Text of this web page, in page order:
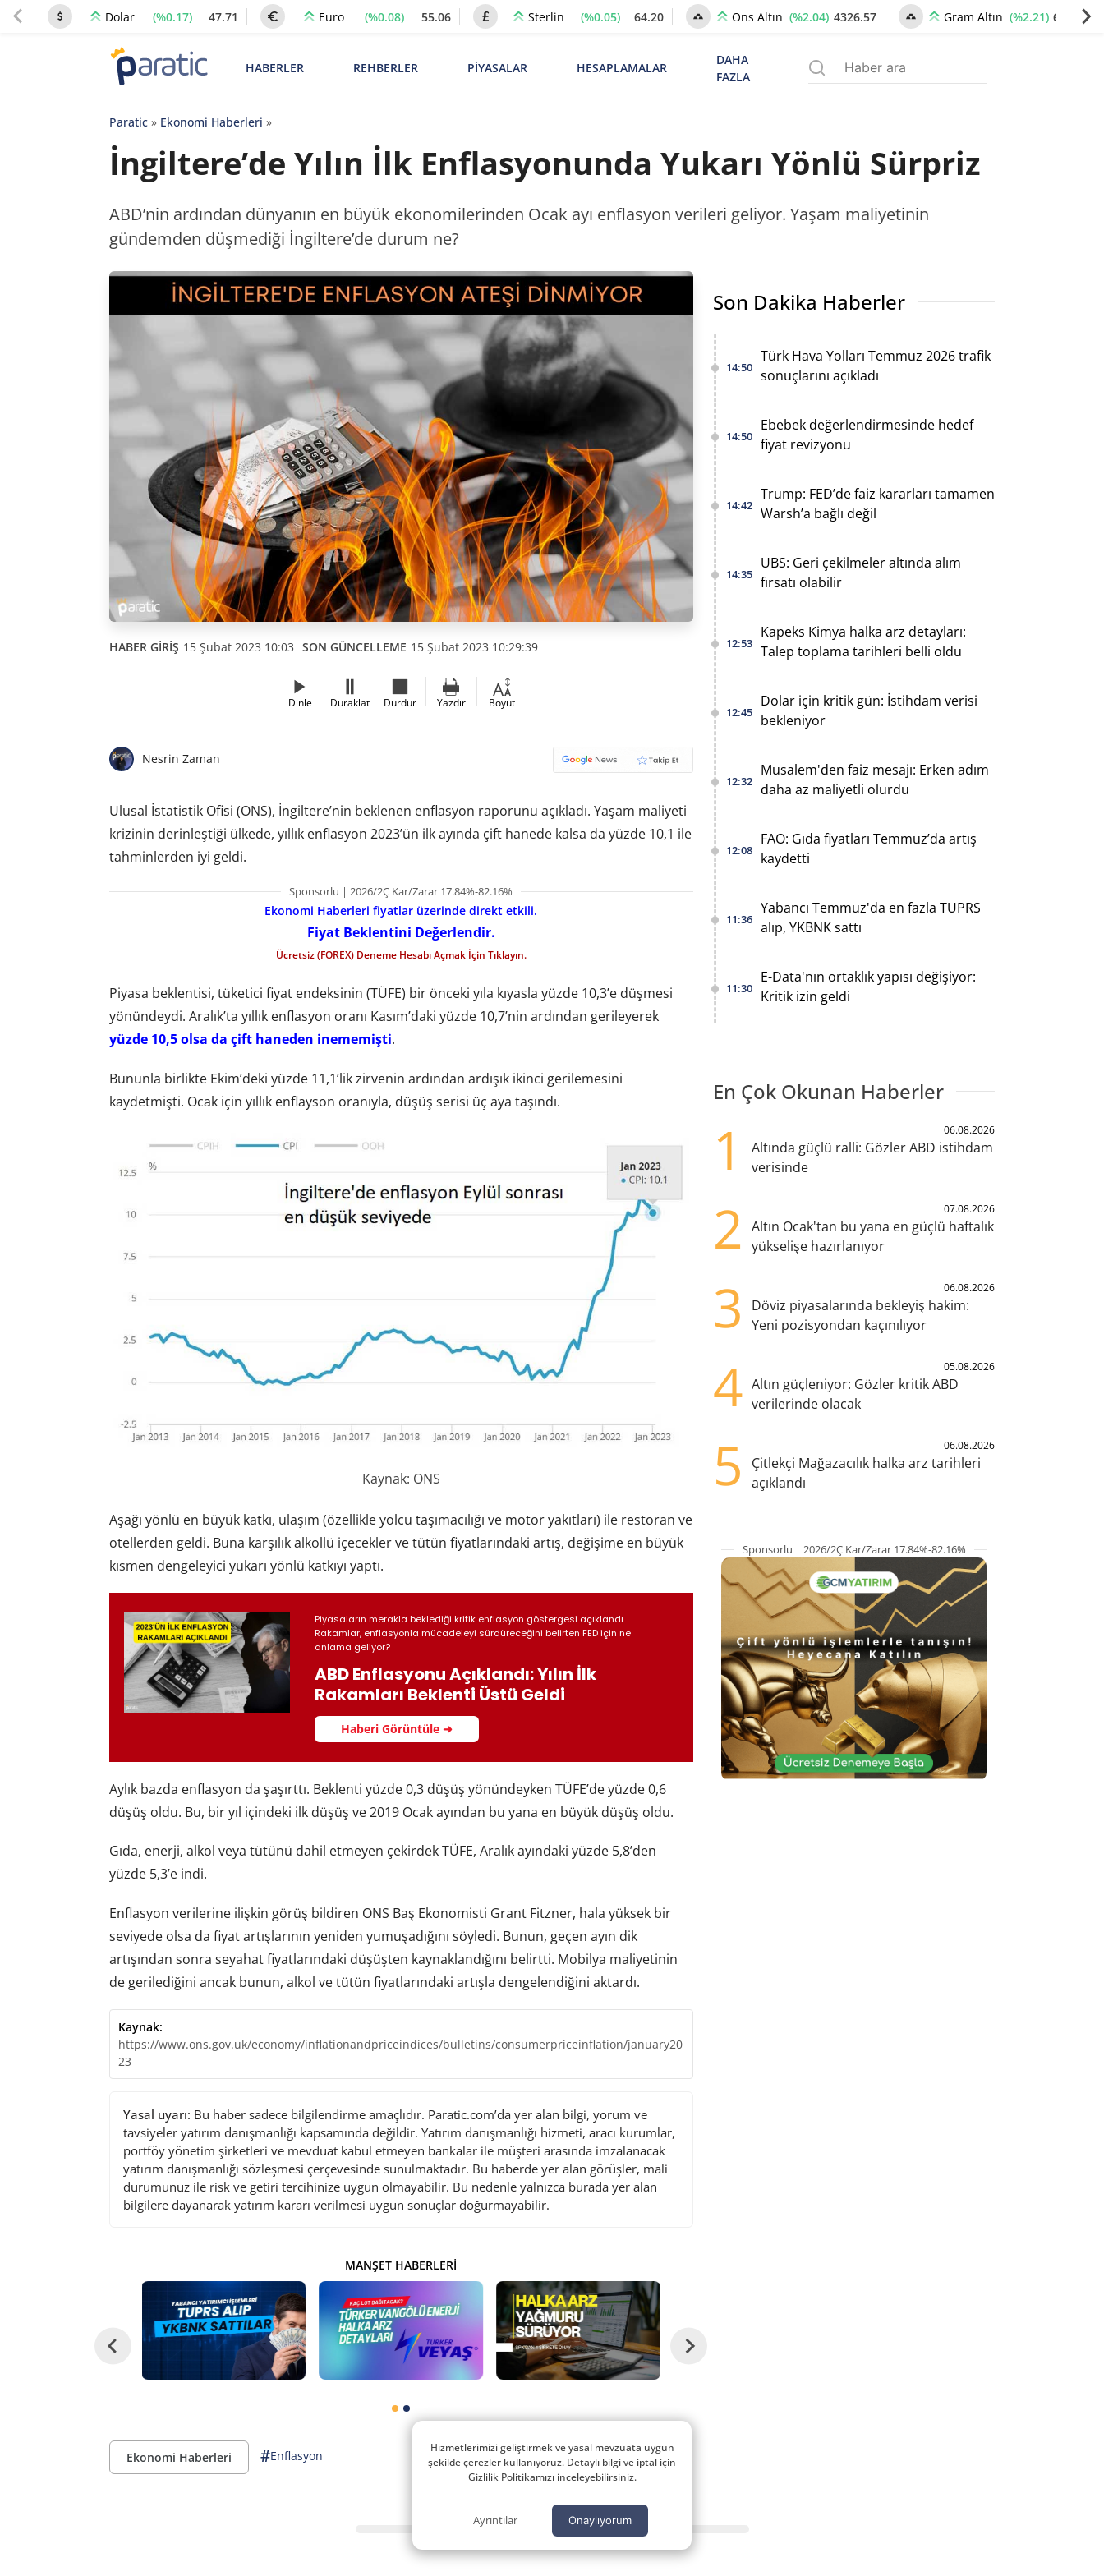
Dolar (%0.17) 47.71 Euro (%0.08) 55.06 Sterlin (%0.05) 64.20 Ons Altın (%2.04) 4326.57 Gram Altın (%2.21) 6636.29
HABERLER REHBERLER PİYASALAR HESAPLAMALAR
DAHA
FAZLA
Paratic» Ekonomi Haberleri »
İngiltere’de Yılın İlk Enflasyonunda Yukarı Yönlü Sürpriz
ABD’nin ardından dünyanın en büyük ekonomilerinden Ocak ayı enflasyon verileri geliyor. Yaşam maliyetinin
gündemden düşmediği İngiltere’de durum ne?
HABER GİRİŞ 15 Şubat 2023 10:03 SON GÜNCELLEME 15 Şubat 2023 10:29:39
Dinle Duraklat Durdur Yazdır Boyut
Nesrin Zaman
Ulusal İstatistik Ofisi (ONS), İngiltere’nin beklenen enflasyon raporunu açıkladı. Yaşam maliyeti
krizinin derinleştiği ülkede, yıllık enflasyon 2023’ün ilk ayında çift hanede kalsa da yüzde 10,1 ile
tahminlerden iyi geldi.
Sponsorlu | 2026/2Ç Kar/Zarar 17.84%-82.16%
Ekonomi Haberleri fiyatlar üzerinde direkt etkili.
Fiyat Beklentini Değerlendir.
Ücretsiz (FOREX) Deneme Hesabı Açmak İçin Tıklayın.
Piyasa beklentisi, tüketici fiyat endeksinin (TÜFE) bir önceki yıla kıyasla yüzde 10,3’e düşmesi
yönündeydi. Aralık’ta yıllık enflasyon oranı Kasım’daki yüzde 10,7’nin ardından gerileyerek
yüzde 10,5 olsa da çift haneden inememişti.
Bununla birlikte Ekim’deki yüzde 11,1’lik zirvenin ardından ardışık ikinci gerilemesini
kaydetmişti. Ocak için yıllık enflayson oranıyla, düşüş serisi üç aya taşındı.
Kaynak: ONS
Aşağı yönlü en büyük katkı, ulaşım (özellikle yolcu taşımacılığı ve motor yakıtları) ile restoran ve
otellerden geldi. Buna karşılık alkollü içecekler ve tütün fiyatlarındaki artış, değişime en büyük
kısmen dengeleyici yukarı yönlü katkıyı yaptı.
Piyasaların merakla beklediği kritik enflasyon göstergesi açıklandı.
Rakamlar, enflasyonla mücadeleyi sürdüreceğini belirten FED için ne
anlama geliyor?
ABD Enflasyonu Açıklandı: Yılın İlk
Rakamları Beklenti Üstü Geldi
Haberi Görüntüle ➜
Aylık bazda enflasyon da şaşırttı. Beklenti yüzde 0,3 düşüş yönündeyken TÜFE’de yüzde 0,6
düşüş oldu. Bu, bir yıl içindeki ilk düşüş ve 2019 Ocak ayından bu yana en büyük düşüş oldu.
Gıda, enerji, alkol veya tütünü dahil etmeyen çekirdek TÜFE, Aralık ayındaki yüzde 5,8’den
yüzde 5,3’e indi.
Enflasyon verilerine ilişkin görüş bildiren ONS Baş Ekonomisti Grant Fitzner, hala yüksek bir
seviyede olsa da fiyat artışlarının yeniden yumuşadığını söyledi. Bunun, geçen ayın dik
artışından sonra seyahat fiyatlarındaki düşüşten kaynaklandığını belirtti. Mobilya maliyetinin
de gerilediğini ancak bunun, alkol ve tütün fiyatlarındaki artışla dengelendiğini aktardı.
Kaynak:
https://www.ons.gov.uk/economy/inflationandpriceindices/bulletins/consumerpriceinflation/january20
23
Yasal uyarı: Bu haber sadece bilgilendirme amaçlıdır. Paratic.com’da yer alan bilgi, yorum ve
tavsiyeler yatırım danışmanlığı kapsamında değildir. Yatırım danışmanlığı hizmeti, aracı kurumlar,
portföy yönetim şirketleri ve mevduat kabul etmeyen bankalar ile müşteri arasında imzalanacak
yatırım danışmanlığı sözleşmesi çerçevesinde sunulmaktadır. Bu haberde yer alan görüşler, mali
durumunuz ile risk ve getiri tercihinize uygun olmayabilir. Bu nedenle yalnızca burada yer alan
bilgilere dayanarak yatırım kararı verilmesi uygun sonuçlar doğurmayabilir.
MANŞET HABERLERI
Ekonomi Haberleri #Enflasyon
Son Dakika Haberler
14:50
Türk Hava Yolları Temmuz 2026 trafik
sonuçlarını açıkladı
14:50
Ebebek değerlendirmesinde hedef
fiyat revizyonu
14:42
Trump: FED’de faiz kararları tamamen
Warsh’a bağlı değil
14:35
UBS: Geri çekilmeler altında alım
fırsatı olabilir
12:53
Kapeks Kimya halka arz detayları:
Talep toplama tarihleri belli oldu
12:45
Dolar için kritik gün: İstihdam verisi
bekleniyor
12:32
Musalem'den faiz mesajı: Erken adım
daha az maliyetli olurdu
12:08
FAO: Gıda fiyatları Temmuz’da artış
kaydetti
11:36
Yabancı Temmuz'da en fazla TUPRS
alıp, YKBNK sattı
11:30
E-Data'nın ortaklık yapısı değişiyor:
Kritik izin geldi
En Çok Okunan Haberler
1 06.08.2026
Altında güçlü ralli: Gözler ABD istihdam
verisinde
2 07.08.2026
Altın Ocak'tan bu yana en güçlü haftalık
yükselişe hazırlanıyor
3 06.08.2026
Döviz piyasalarında bekleyiş hakim:
Yeni pozisyondan kaçınılıyor
4 05.08.2026
Altın güçleniyor: Gözler kritik ABD
verilerinde olacak
5 06.08.2026
Çitlekçi Mağazacılık halka arz tarihleri
açıklandı
Sponsorlu | 2026/2Ç Kar/Zarar 17.84%-82.16%
Hizmetlerimizi geliştirmek ve yasal mevzuata uygun
şekilde çerezler kullanıyoruz. Detaylı bilgi ve iptal için
Gizlilik Politikamızı inceleyebilirsiniz.
Ayrıntılar Onaylıyorum